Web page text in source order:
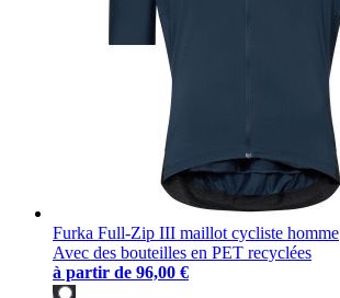
Furka Full-Zip III maillot cycliste homme
Avec des bouteilles en PET recyclées
à partir de 96,00 €